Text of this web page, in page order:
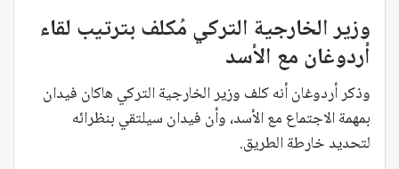
وزير الخارجية التركي مُكلف بترتيب لقاء
أردوغان مع الأسد
وذكر أردوغان أنه كلف وزير الخارجية التركي هاكان فيدان
بمهمة الاجتماع مع الأسد، وأن فيدان سيلتقي بنظرائه
لتحديد خارطة الطريق.